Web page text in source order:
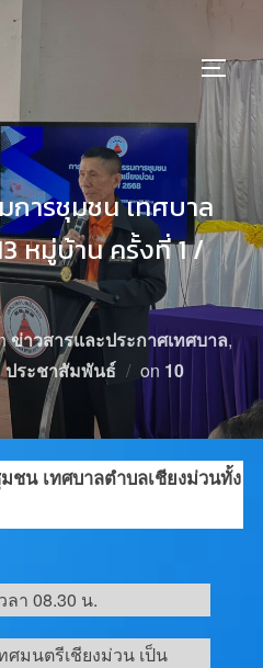
การชุมชน เทศบาล
หมู่บ้าน ครั้งที่ 1 /
ข่าวสารและประกาศเทศบาล,
ประชาสัมพันธ์ on 10
น เทศบาลตำบลเชียงม่วนทั้ง
ลา 08.30 น.
ศมนตรีเชียงม่วน เป็น